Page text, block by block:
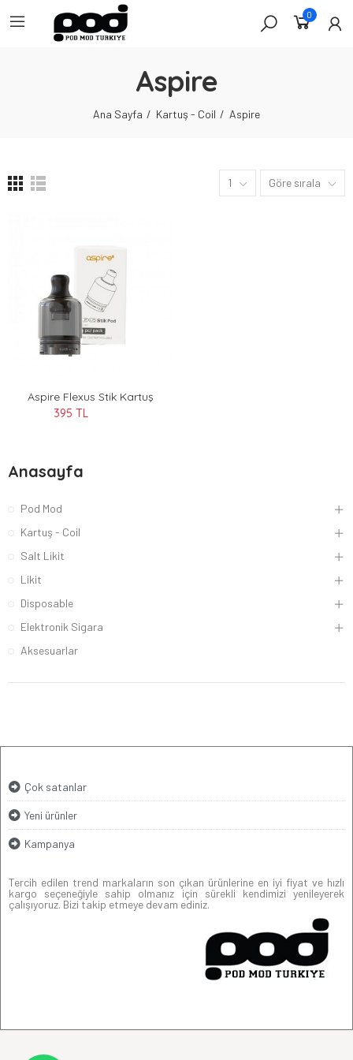
0
Aspire
Ana Sayfa Kartuş - Coil Aspire
1 Göre sırala
Aspire Flexus Stik Kartuş
395 TL
Anasayfa
Pod Mod
Kartuş - Coil
Salt Likit
Likit
Disposable
Elektronik Sigara
Aksesuarlar
Çok satanlar
Yeni ürünler
Kampanya
Tercih edilen trend markaların son çıkan ürünlerine en iyi fiyat ve hızlı
kargo seçeneğiyle sahip olmanız için sürekli kendimizi yenileyerek
çalışıyoruz. Bizi takip etmeye devam ediniz.